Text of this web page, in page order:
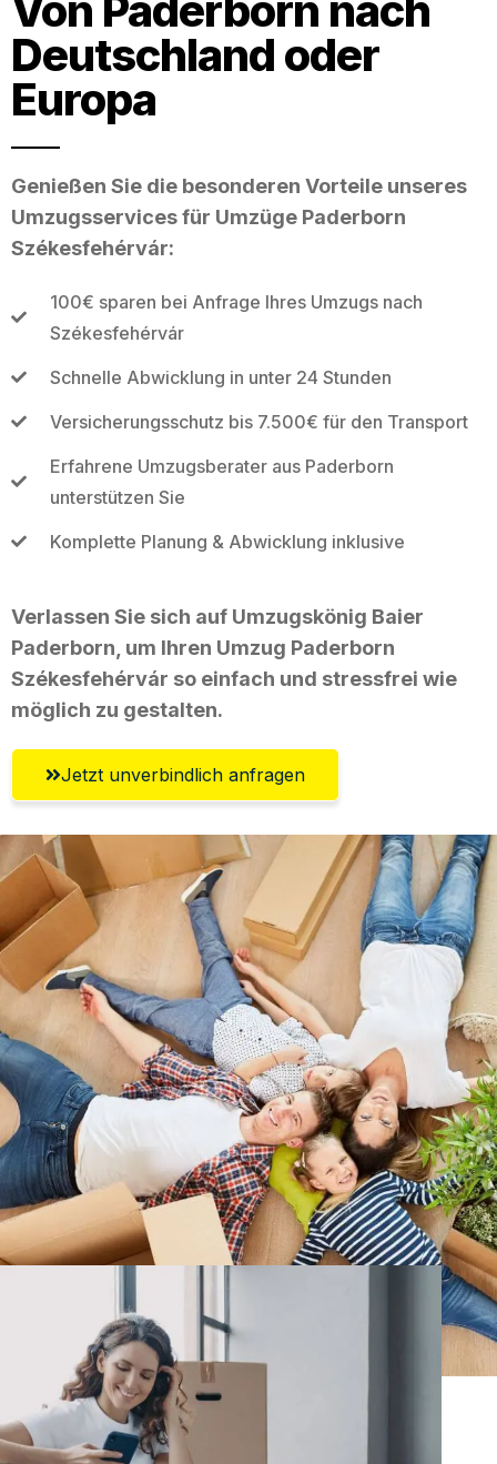
Deutschland oder
Europa
Genießen Sie die besonderen Vorteile unseres
Umzugsservices für Umzüge Paderborn
Székesfehérvár:
100€ sparen bei Anfrage Ihres Umzugs nach
Székesfehérvár
Schnelle Abwicklung in unter 24 Stunden
Versicherungsschutz bis 7.500€ für den Transport
Erfahrene Umzugsberater aus Paderborn
unterstützen Sie
Komplette Planung & Abwicklung inklusive
Verlassen Sie sich auf Umzugskönig Baier
Paderborn, um Ihren Umzug Paderborn
Székesfehérvár so einfach und stressfrei wie
möglich zu gestalten.
Jetzt unverbindlich anfragen